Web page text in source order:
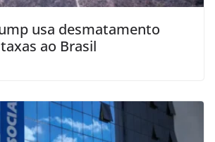
usa desmatamento
ao Brasil